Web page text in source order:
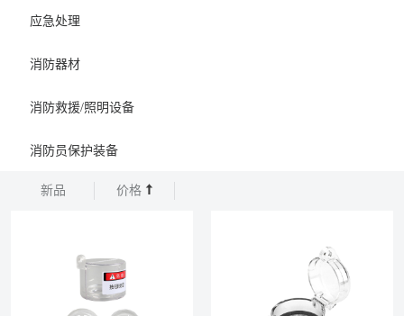
应急处理
消防器材
消防救援/照明设备
消防员保护装备
新品 价格